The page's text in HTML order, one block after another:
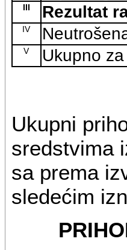
III Rezultat
IV
V Ukupno
Ukupni
sredstvima
sa prema
sledećim